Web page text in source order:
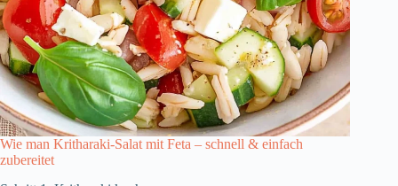
Wie man Kritharaki-Salat mit Feta – schnell & einfach
zubereitet